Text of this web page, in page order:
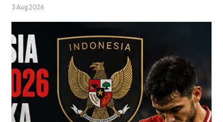
3 Aug 2026